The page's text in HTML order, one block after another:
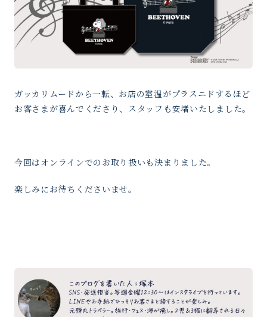
ガッカリムードから一転、お店の室温がプラスニドするほど
お客さまが喜んでくださり、スタッフも安堵いたしました。
今回はオンラインでのお取り扱いも決まりました。
楽しみにお待ちくださいませ。